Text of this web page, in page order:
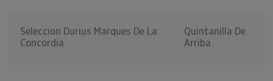
Seleccion Durius Marques De La
Concordia
Quintanilla De
Arriba